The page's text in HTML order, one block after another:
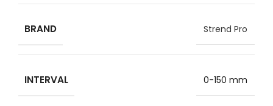
BRAND Strend Pro
INTERVAL 0-150 mm